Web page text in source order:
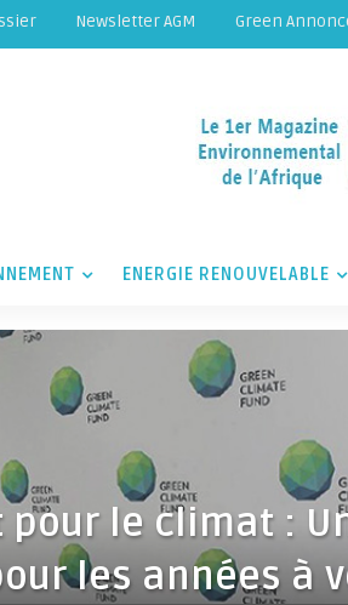
Newsletter AGM Green
ENERGIE RENOUVELABLE
pour le climat :
les années à